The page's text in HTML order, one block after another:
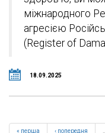
міжнародного
агресією
(Register of
18.09.2025
« перша ‹ попередня